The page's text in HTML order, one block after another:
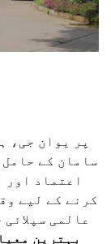
پر
یوان جی،
سامان کے حامل
اعتماد اور
کرنے کے لیے
عالمی
بہترین